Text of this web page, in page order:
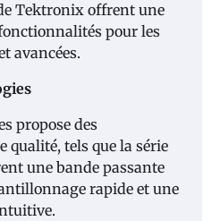
Tektronix offrent une
pour les
avancées.
propose des
qualité, tels que la série
une bande passante
rapide et une